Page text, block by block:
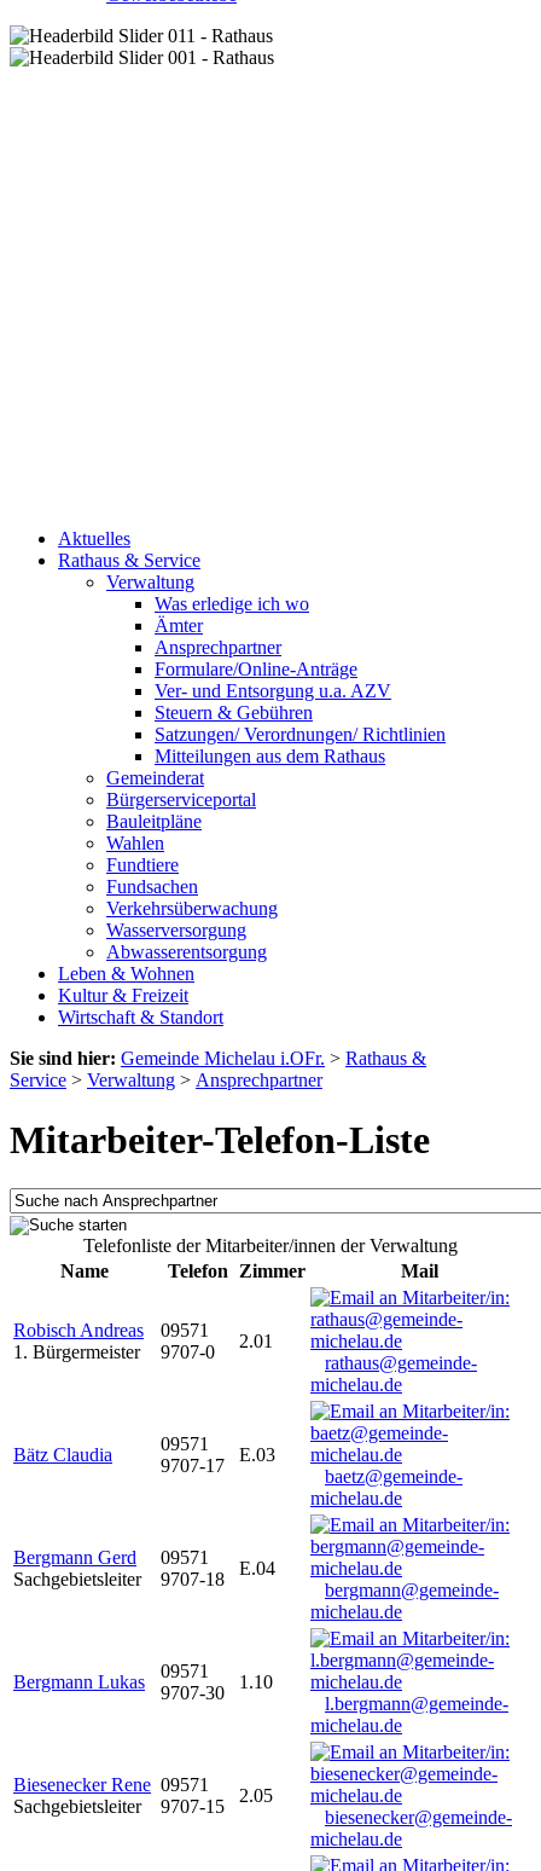
Aktuelles
Rathaus & Service
Verwaltung
Was erledige ich wo
Ämter
Ansprechpartner
Formulare/Online-Anträge
Ver- und Entsorgung u.a. AZV
Steuern & Gebühren
Satzungen/ Verordnungen/ Richtlinien
Mitteilungen aus dem Rathaus
Gemeinderat
Bürgerserviceportal
Bauleitpläne
Wahlen
Fundtiere
Fundsachen
Verkehrsüberwachung
Wasserversorgung
Abwasserentsorgung
Leben & Wohnen
Kultur & Freizeit
Wirtschaft & Standort
Sie sind hier: Gemeinde Michelau i.OFr. > Rathaus &
Service > Verwaltung > Ansprechpartner
Mitarbeiter-Telefon-Liste
Telefonliste der Mitarbeiter/innen der Verwaltung
Name
Telefon Zimmer Mail
Robisch Andreas
1. Bürgermeister
09571
9707-0
2.01
rathaus@gemeinde-
michelau.de
Bätz Claudia
09571
9707-17
E.03
baetz@gemeinde-
michelau.de
Bergmann Gerd
Sachgebietsleiter
09571
9707-18
E.04
bergmann@gemeinde-
michelau.de
Bergmann Lukas
09571
9707-30
1.10
l.bergmann@gemeinde-
michelau.de
Biesenecker Rene
Sachgebietsleiter
09571
9707-15
2.05
biesenecker@gemeinde-
michelau.de